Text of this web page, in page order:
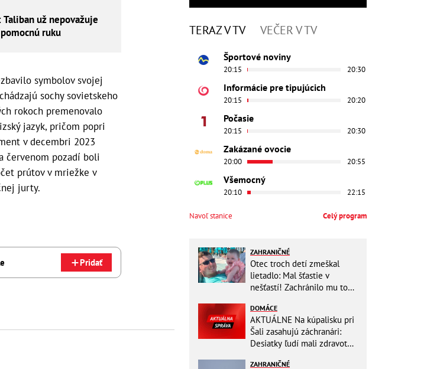
už nepovažuje
ruku
symbolov svojej
sochy sovietskeho
rokoch premenovalo
jazyk, pričom popri
v decembri 2023
červenom pozadí boli
prútov v mriežke v
jurty.
Pridať
TERAZ V TV VEČER V TV
Športové noviny
20:15 20:30
Informácie pre tipujúcich
20:15 20:20
Počasie
20:15 20:30
Zakázané ovocie
20:00 20:55
Všemocný
20:10 22:15
Navoľ stanice Celý program
ZAHRANIČNÉ
Otec troch detí zmeškal
lietadlo: Mal šťastie v
nešťastí! Zachránilo mu to
DOMÁCE
AKTUÁLNE Na kúpalisku pri
Šali zasahujú záchranári:
Desiatky ľudí mali zdravotné
ZAHRANIČNÉ